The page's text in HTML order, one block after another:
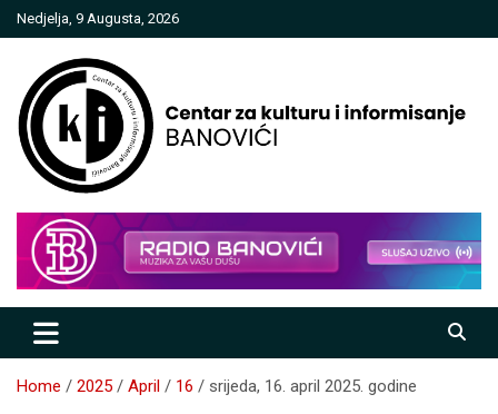
Skip
to
Nedjelja, 9 Augusta, 2026
Centar za kulturu i informisanje
Banovići
Home 2025 April 16 srijeda, 16. april 2025. godine